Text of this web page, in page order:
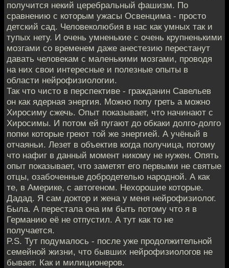
получится некий церебральный фашизм. По
сравнению с которым ужасы Освенцима - просто
детский сад. Человеколюбия в нас как умных так и
тупых нету. И очень умненькие с очень крупненькими
мозгами со временем даже анестезию перестанут
давать человекам с маленькими мозгами, проводя
на них свои интересные и полезные опыты в
области нейрофизиологии.
Так что чисто в перспективе - гражданин Савельев
он как ядерная энергия. Можно попу греть а можно
Хиросиму сжечь. Опыт показывает, что начинают с
Хиросимы. И потом ей пугают до обкаки долго-долго
попки которые греют той же энергией. А учёный в
отчаяньи. Лезет в объектив когда получица, потому
что нафиг в данный момент никому не нужен. Опять
опыт показывает, что заметят его первыми не святые
отцы, озабоченные добродетелью народной. А как
те, в Америке, с автогеном. Нехорошие которые.
Дадад. Я сам доктор и жена у меня нейрофизиолог.
Была. А перестала она им быть потому что я в
Германию её не отпустил. А тут как то не
получается.
P.S. Тут подумалось - после уже продолжительной
семейной жизни, что бывших нейрофизиологов не
бывает. Как и милиционеров.